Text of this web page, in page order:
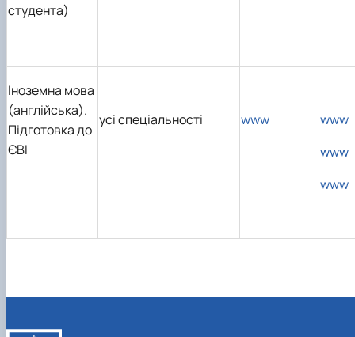
студента)
Іноземна мова
(англійська).
Підготовка до
ЄВІ
усі спеціальності www
www
www
www